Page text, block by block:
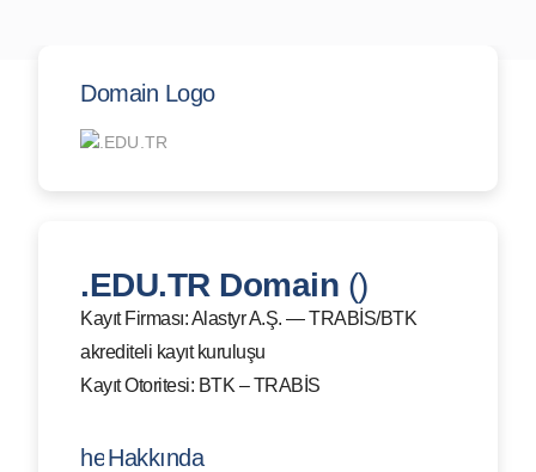
.EDU.TR Domain ()
Kayıt Firması: Alastyr A.Ş. — TRABİS/BTK
akrediteli kayıt kuruluşu
Kayıt Otoritesi: BTK – TRABİS
help_outline
Hakkında
Domain Logo